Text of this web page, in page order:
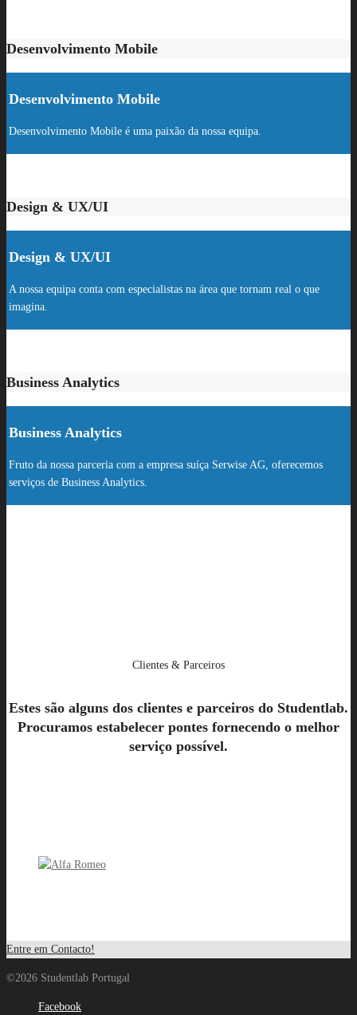
Desenvolvimento Mobile
Desenvolvimento Mobile
Desenvolvimento Mobile é uma paixão da nossa equipa.
Design & UX/UI
Design & UX/UI
A nossa equipa conta com especialistas na área que tornam real o que
imagina.
Business Analytics
Business Analytics
Fruto da nossa parceria com a empresa suíça Serwise AG, oferecemos
serviços de Business Analytics.
Clientes & Parceiros
Estes são alguns dos clientes e parceiros do Studentlab.
Procuramos estabelecer pontes fornecendo o melhor
serviço possível.
Entre em Contacto!
©2026 Studentlab Portugal
Facebook